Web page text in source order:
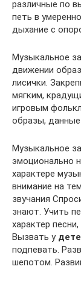
различные по
петь в
дыхание с
Музыкальное
движении
лисички.
мягким,
игровым
образы,
Музыкальное
эмоционально
характере
внимание на
звучания
знают. Учить
характер
Вызвать у
подпевать.
шепотом.